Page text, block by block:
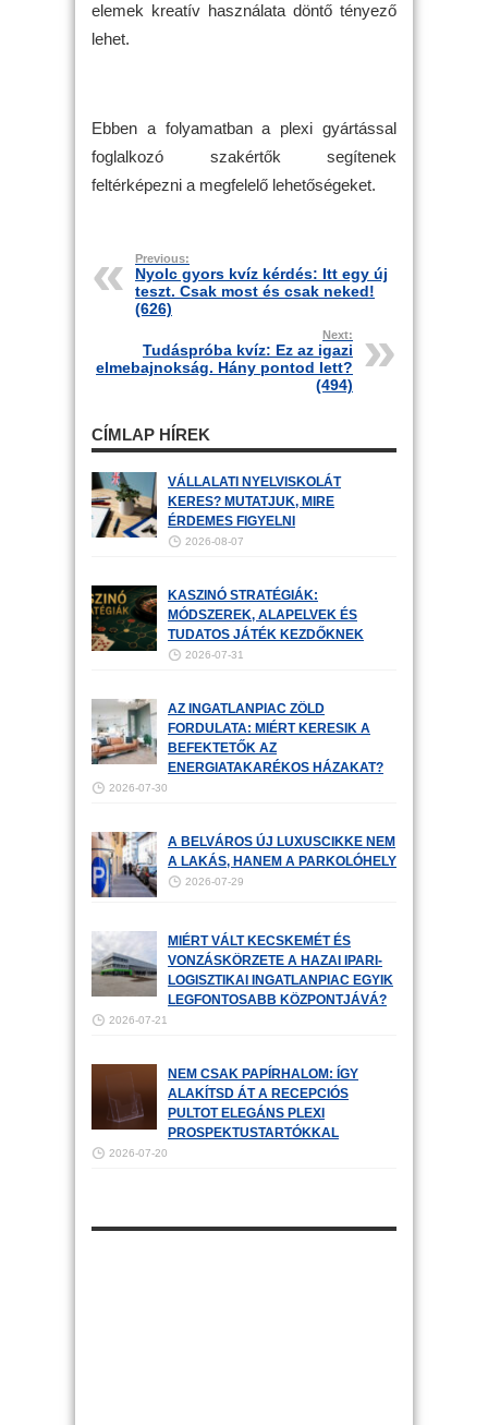
elemek kreatív használata döntő tényező
lehet.
Ebben a folyamatban a plexi gyártással
foglalkozó szakértők segítenek
feltérképezni a megfelelő lehetőségeket.
Previous:
Nyolc gyors kvíz kérdés: Itt egy új
teszt. Csak most és csak neked!
(626)
Next:
Tudáspróba kvíz: Ez az igazi
elmebajnokság. Hány pontod lett?
(494)
CÍMLAP HÍREK
VÁLLALATI NYELVISKOLÁT
KERES? MUTATJUK, MIRE
ÉRDEMES FIGYELNI
2026-08-07
KASZINÓ STRATÉGIÁK:
MÓDSZEREK, ALAPELVEK ÉS
TUDATOS JÁTÉK KEZDŐKNEK
2026-07-31
AZ INGATLANPIAC ZÖLD
FORDULATA: MIÉRT KERESIK A
BEFEKTETŐK AZ
ENERGIATAKARÉKOS HÁZAKAT?
2026-07-30
A BELVÁROS ÚJ LUXUSCIKKE NEM
A LAKÁS, HANEM A PARKOLÓHELY
2026-07-29
MIÉRT VÁLT KECSKEMÉT ÉS
VONZÁSKÖRZETE A HAZAI IPARI-
LOGISZTIKAI INGATLANPIAC EGYIK
LEGFONTOSABB KÖZPONTJÁVÁ?
2026-07-21
NEM CSAK PAPÍRHALOM: ÍGY
ALAKÍTSD ÁT A RECEPCIÓS
PULTOT ELEGÁNS PLEXI
PROSPEKTUSTARTÓKKAL
2026-07-20